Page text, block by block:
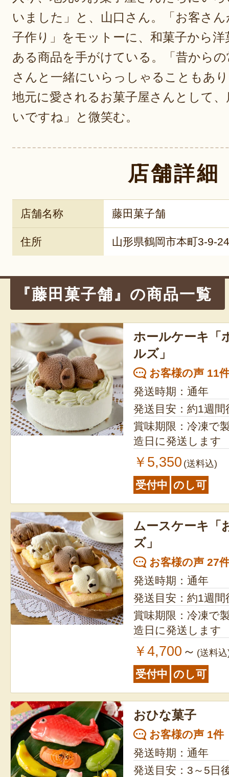
いました」と、山口さん。「お客さ
子作り」をモットーに、和菓子から
ある商品を手がけている。「昔から
さんと一緒にいらっしゃることもあ
地元に愛されるお菓子屋さんとして
いですね」と微笑む。
店舗詳細
店舗名称 藤田菓子舗
住所 山形県鶴岡市本町3-9-24
『藤田菓子舗』の商品一覧
ホールケーキ「
ルズ」
お客様の声 11
発送時期：通年
発送目安：約1週間
賞味期限：冷凍で製
造日に発送します
￥5,350 (送料込)
受付中 のし可
ムースケーキ「
ズ」
お客様の声 27
発送時期：通年
発送目安：約1週間
賞味期限：冷凍で製
造日に発送します
￥4,700 ～ (送料
受付中 のし可
おひな菓子
お客様の声 1件
発送時期：通年
発送目安：3～5日